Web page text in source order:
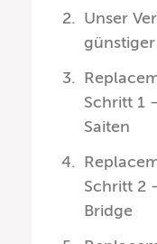
Unser
Schritt 1
Saiten
Schritt 2
Bridge